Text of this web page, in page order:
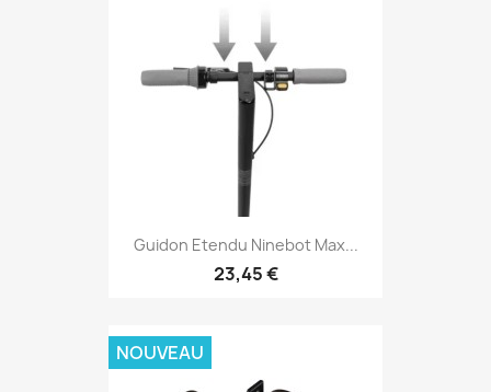
Guidon Etendu Ninebot Max...
23,45 €
NOUVEAU